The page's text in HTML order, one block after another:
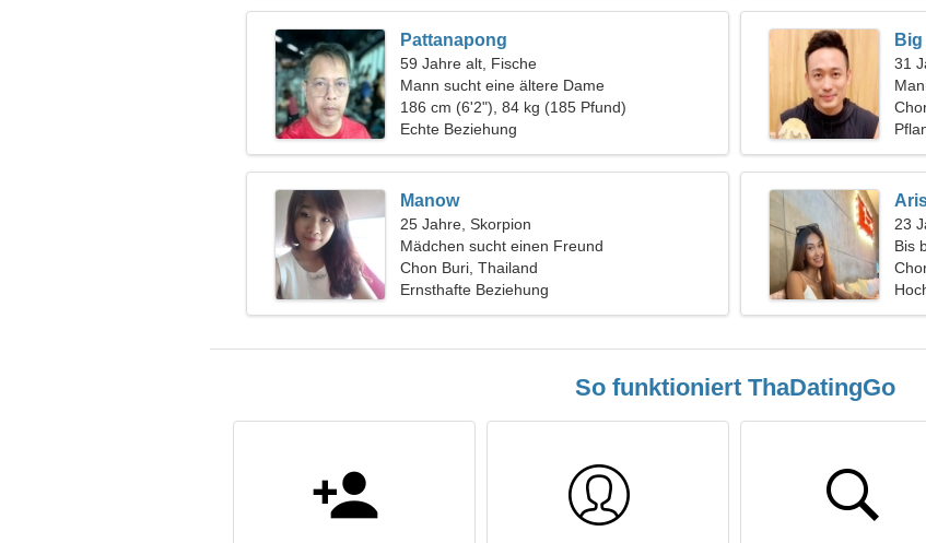
Pattanapong
59 Jahre alt, Fische
Mann sucht eine ältere Dame
186 cm (6'2"), 84 kg (185 Pfund)
Echte Beziehung
Big
31
Manow
25 Jahre, Skorpion
Mädchen sucht einen Freund
Chon Buri, Thailand
Ernsthafte Beziehung
23
Bis
So funktioniert ThaDatingGo